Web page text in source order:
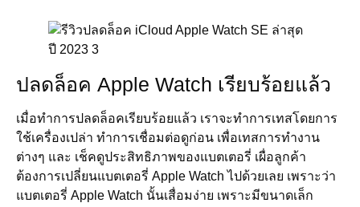
ปลดล็อค Apple Watch เรียบร้อยแล้ว
เมื่อทำการปลดล็อคเรียบร้อยแล้ว เราจะทำการเทสโดยการ
ใช้เครื่องเปล่า ทำการเชื่อมต่อดูก่อน เพื่อเทสการทำงาน
ต่างๆ และ เช็คดูประสิทธิภาพของแบตเตอรี่ เผื่อลูกค้า
ต้องการเปลี่ยนแบตเตอรี่ Apple Watch ไปด้วยเลย เพราะว่า
แบตเตอรี่ Apple Watch นั้นเสื่อมง่าย เพราะมีขนาดเล็ก